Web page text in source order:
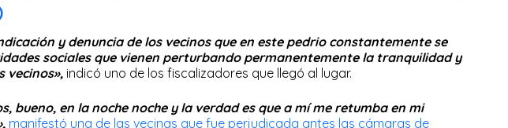
y denuncia de los vecinos que en este pedrio constantemente se
sociales que vienen perturbando permanentemente la tranquilidad y
vecinos», indicó uno de los fiscalizadores que llegó al lugar.
bueno, en la noche noche y la verdad es que a mí me retumba en mi
manifestó una de las vecinas que fue perjudicada antes las cámaras de